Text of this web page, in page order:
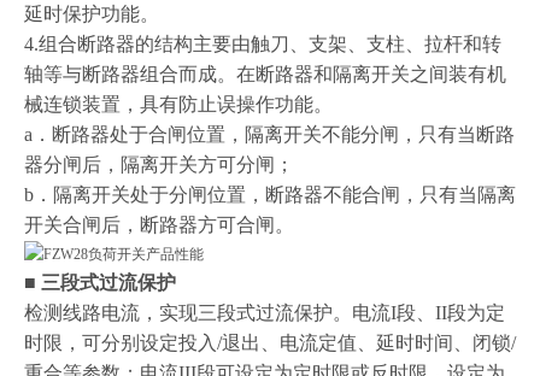
延时保护功能。
4.组合断路器的结构主要由触刀、支架、支柱、拉杆和转
轴等与断路器组合而成。在断路器和隔离开关之间装有机
械连锁装置，具有防止误操作功能。
a ．断路器处于合闸位置，隔离开关不能分闸，只有当断路
器分闸后，隔离开关方可分闸；
b ．隔离开关处于分闸位置，断路器不能合闸，只有当隔离
开关合闸后，断路器方可合闸。
■ 三段式过流保护
检测线路电流，实现三段式过流保护。电流I段、 II段为定
时限，可分别设定投入/退出、电流定值、延时时间、闭锁/